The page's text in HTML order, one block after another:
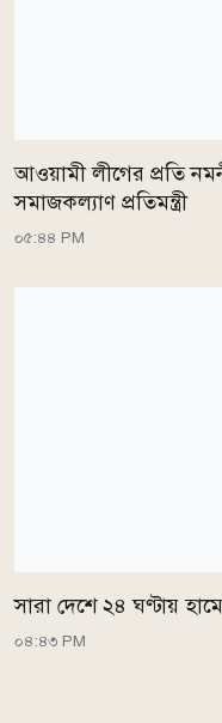
আওয়ামী লীগের প্রতি
সমাজকল্যাণ প্রতিমন্ত্রী
০৫:৪৪ PM
সারা দেশে ২৪ ঘণ্টায়
০৪:৪৩ PM